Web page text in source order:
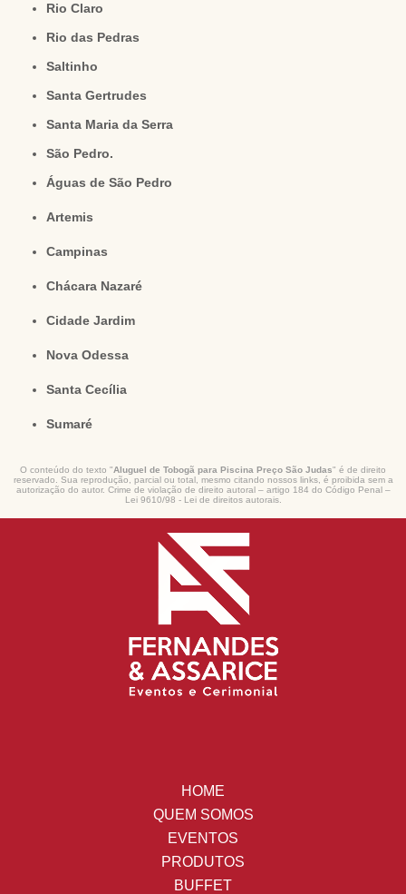
Rio Claro
Rio das Pedras
Saltinho
Santa Gertrudes
Santa Maria da Serra
São Pedro.
Águas de São Pedro
Artemis
Campinas
Chácara Nazaré
Cidade Jardim
Nova Odessa
Santa Cecília
Sumaré
O conteúdo do texto "Aluguel de Tobogã para Piscina Preço São Judas" é de direito
reservado. Sua reprodução, parcial ou total, mesmo citando nossos links, é proibida sem a
autorização do autor. Crime de violação de direito autoral – artigo 184 do Código Penal –
Lei 9610/98 - Lei de direitos autorais.
HOME
QUEM SOMOS
EVENTOS
PRODUTOS
BUFFET